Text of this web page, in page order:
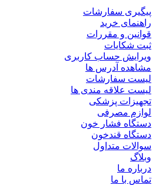
پیگیری سفارشات
راهنمای خرید
قوانین و مقررات
ثبت شکایات
ویرایش حساب کاربری
مشاهده آدرس ها
لیست سفارشات
لیست علاقه مندی ها
تجهیزات پزشکی
لوازم مصرفی
دستگاه فشار خون
دستگاه قندخون
سوالات متداول
وبلاگ
درباره ما
تماس با ما